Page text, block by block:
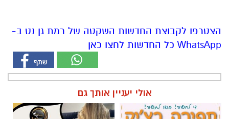
אולי יעניין אותך גם